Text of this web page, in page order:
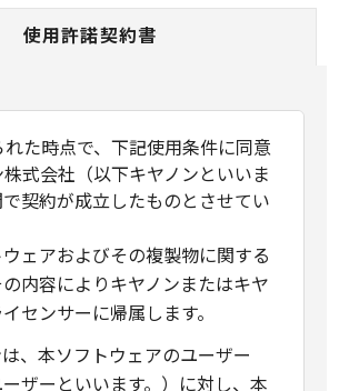
使用許諾契約書
た時点で、下記使用条件に同意
式会社（以下キヤノンといいま
契約が成立したものとさせてい
ェアおよびその複製物に関する
内容によりキヤノンまたはキヤ
センサーに帰属します。
、本ソフトウェアのユーザー
ーザーといいます。）に対し、本